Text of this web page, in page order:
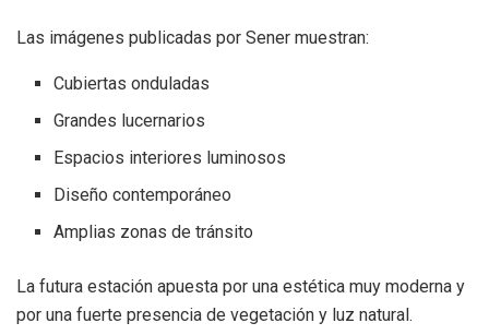
Las imágenes publicadas por Sener muestran:
Cubiertas onduladas
Grandes lucernarios
Espacios interiores luminosos
Diseño contemporáneo
Amplias zonas de tránsito
La futura estación apuesta por una estética muy moderna y
por una fuerte presencia de vegetación y luz natural.